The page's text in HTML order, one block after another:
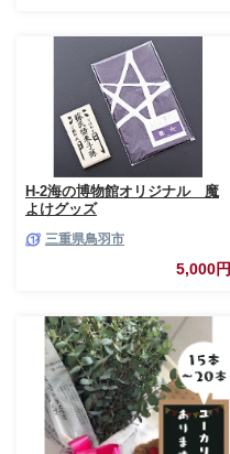
H-2海の博物館オリジナル 魔
よけグッズ
三重県鳥羽市
5,000円